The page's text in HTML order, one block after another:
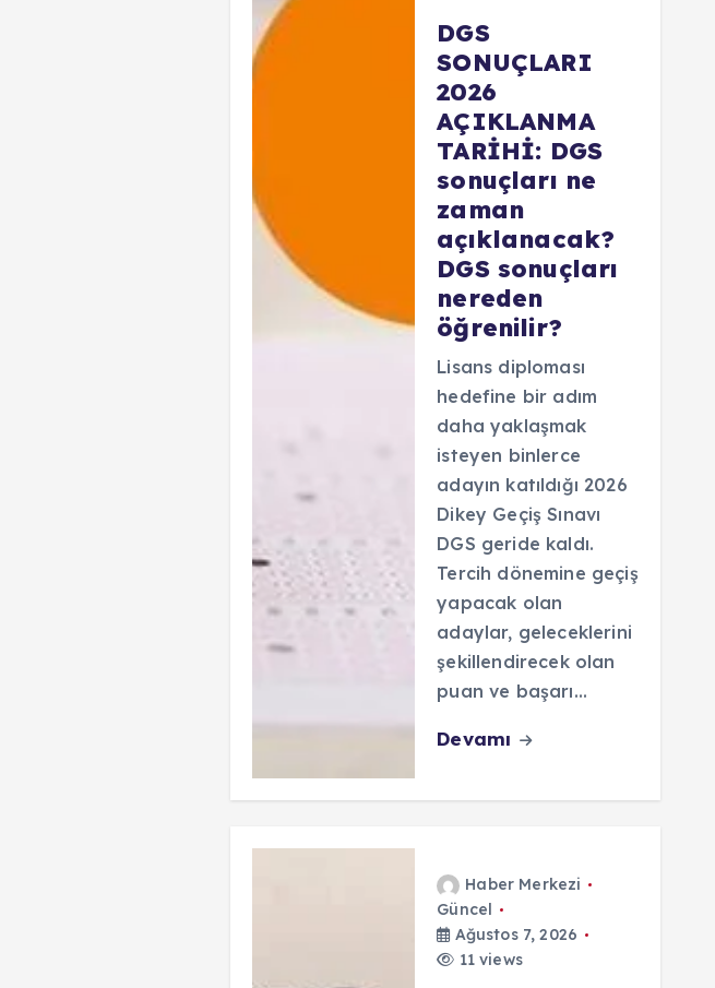
DGS
SONUÇLARI
2026
AÇIKLANMA
TARİHİ: DGS
sonuçları ne
zaman
açıklanacak?
DGS sonuçları
nereden
öğrenilir?
Lisans diploması
hedefine bir adım
daha yaklaşmak
isteyen binlerce
adayın katıldığı 2026
Dikey Geçiş Sınavı
DGS geride kaldı.
Tercih dönemine geçiş
yapacak olan
adaylar, geleceklerini
şekillendirecek olan
puan ve başarı…
Devamı
Haber Merkezi
Güncel
Ağustos 7, 2026
11 views